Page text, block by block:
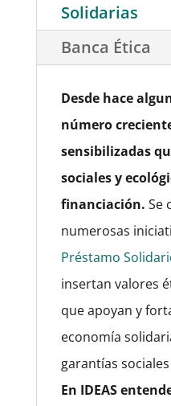
Solidarias
Banca Ética
Desde hace
número
sensibilizadas
sociales y
financiación. Se
numerosas
Préstamo
insertan valores
que apoyan y
economía
garantías
En IDEAS